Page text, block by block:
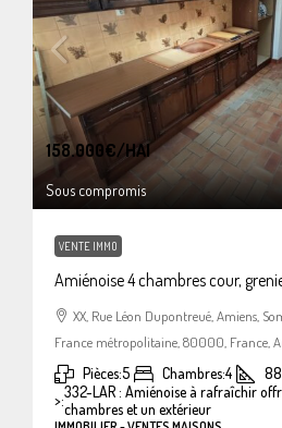
158.000€/HAI
Sous compromis
VENTE IMMO
Amiénoise 4 chambres cour,
XX, Rue Léon Dupontreué, Amiens,
France métropolitaine, 80000, France,
Pièces:5 Chambres:4 88
>:332-LAR : Amiénoise à rafraîchir
chambres et un extérieur